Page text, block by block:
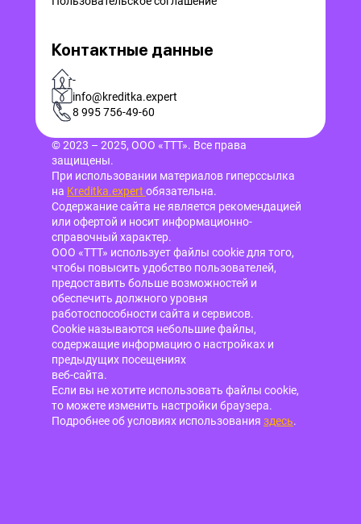
Контактные данные
-
info@kreditka.expert
8 995 756-49-60
© 2023 – 2025, ООО «ТТТ». Все права
защищены.
При использовании материалов гиперссылка
на Kreditka.expert обязательна.
Содержание сайта не является рекомендацией
или офертой и носит информационно-
справочный характер.
ООО «ТТТ» использует файлы cookie для того,
чтобы повысить удобство пользователей,
предоставить больше возможностей и
обеспечить должного уровня
работоспособности сайта и сервисов.
Cookie называются небольшие файлы,
содержащие информацию о настройках и
предыдущих посещениях
веб-сайта.
Если вы не хотите использовать файлы cookie,
то можете изменить настройки браузера.
Подробнее об условиях использования здесь.